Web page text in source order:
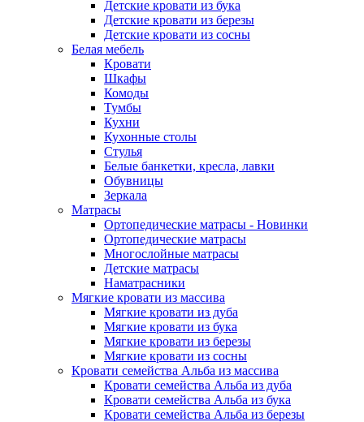
Детские кровати из бука
Детские кровати из березы
Детские кровати из сосны
Белая мебель
Кровати
Шкафы
Комоды
Тумбы
Кухни
Кухонные столы
Стулья
Белые банкетки, кресла, лавки
Обувницы
Зеркала
Матрасы
Ортопедические матрасы - Новинки
Ортопедические матрасы
Многослойные матрасы
Детские матрасы
Наматрасники
Мягкие кровати из массива
Мягкие кровати из дуба
Мягкие кровати из бука
Мягкие кровати из березы
Мягкие кровати из сосны
Кровати семейства Альба из массива
Кровати семейства Альба из дуба
Кровати семейства Альба из бука
Кровати семейства Альба из березы